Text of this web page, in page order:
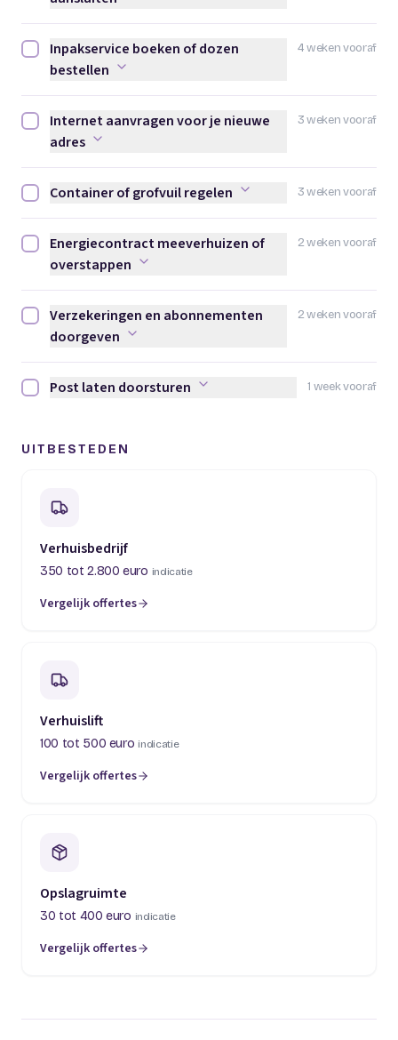
4 weken vooraf
Inpakservice boeken of dozen bestellen afvinken
Inpakservice boeken of dozen
bestellen
3 weken vooraf
Internet aanvragen voor je nieuwe adres afvinken
Internet aanvragen voor je nieuwe
adres
3 weken vooraf
Container of grofvuil regelen afvinken
Container of grofvuil regelen
2 weken vooraf
Energiecontract meeverhuizen of overstappen afvinken
Energiecontract meeverhuizen of
overstappen
2 weken vooraf
Verzekeringen en abonnementen doorgeven afvinken
Verzekeringen en abonnementen
doorgeven
1 week vooraf
Post laten doorsturen afvinken
Post laten doorsturen
UITBESTEDEN
Verhuisbedrijf
350 tot 2.800 euro indicatie
Vergelijk offertes
(opent in een nieuw tabblad)
Verhuislift
100 tot 500 euro indicatie
Vergelijk offertes
(opent in een nieuw tabblad)
Opslagruimte
30 tot 400 euro indicatie
Vergelijk offertes
(opent in een nieuw tabblad)